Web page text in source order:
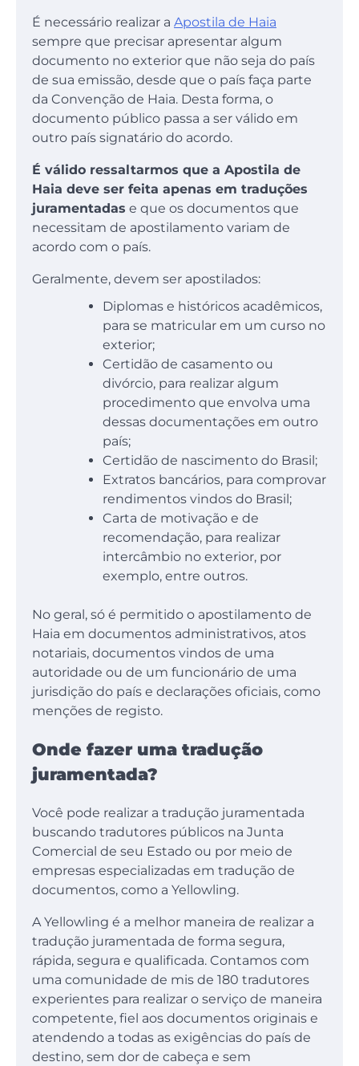
É necessário realizar a Apostila de Haia
sempre que precisar apresentar algum
documento no exterior que não seja do país
de sua emissão, desde que o país faça parte
da Convenção de Haia. Desta forma, o
documento público passa a ser válido em
outro país signatário do acordo.
É válido ressaltarmos que a Apostila de
Haia deve ser feita apenas em traduções
juramentadas e que os documentos que
necessitam de apostilamento variam de
acordo com o país.
Geralmente, devem ser apostilados:
Diplomas e históricos acadêmicos,
para se matricular em um curso no
exterior;
Certidão de casamento ou
divórcio, para realizar algum
procedimento que envolva uma
dessas documentações em outro
país;
Certidão de nascimento do Brasil;
Extratos bancários, para comprovar
rendimentos vindos do Brasil;
Carta de motivação e de
recomendação, para realizar
intercâmbio no exterior, por
exemplo, entre outros.
No geral, só é permitido o apostilamento de
Haia em documentos administrativos, atos
notariais, documentos vindos de uma
autoridade ou de um funcionário de uma
jurisdição do país e declarações oficiais, como
menções de registo.
Onde fazer uma tradução
juramentada?
Você pode realizar a tradução juramentada
buscando tradutores públicos na Junta
Comercial de seu Estado ou por meio de
empresas especializadas em tradução de
documentos, como a Yellowling.
A Yellowling é a melhor maneira de realizar a
tradução juramentada de forma segura,
rápida, segura e qualificada. Contamos com
uma comunidade de mis de 180 tradutores
experientes para realizar o serviço de maneira
competente, fiel aos documentos originais e
atendendo a todas as exigências do país de
destino, sem dor de cabeça e sem